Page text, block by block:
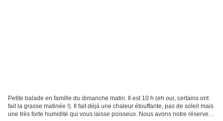
Petite balade en famille du dimanche matin. Il est 10 h (eh oui, certains ont
fait la grasse matinée !). Il fait déjà une chaleur étouffante, pas de soleil mais
une très forte humidité qui vous laisse poisseux. Nous avons notre réserve